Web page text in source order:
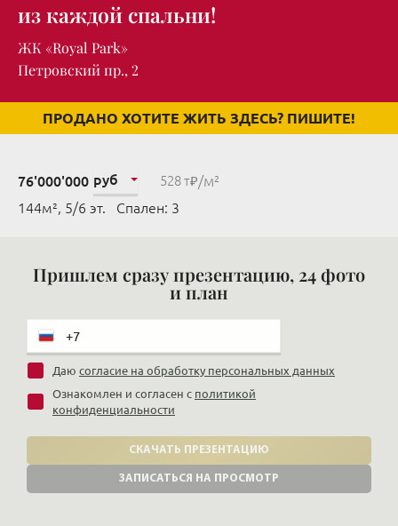
из каждой спальни!
ЖК «Royal Park»
Петровский пр., 2
ПРОДАНО ХОТИТЕ ЖИТЬ ЗДЕСЬ? ПИШИТЕ!
76'000'000 руб 528 т₽/м²
144м², 5/6 эт. Cпален: 3
Пришлем сразу презентацию, 24 фото
и план
Даю согласие на обработку персональных данных
Ознакомлен и согласен с политикой
конфиденциальности
СКАЧАТЬ ПРЕЗЕНТАЦИЮ
ЗАПИСАТЬСЯ НА ПРОСМОТР